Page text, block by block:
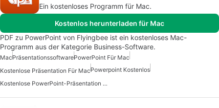
Ein kostenloses Programm für Mac.
Kostenlos herunterladen für Mac
PDF zu PowerPoint von Flyingbee ist ein kostenloses Mac-
Programm aus der Kategorie Business-Software.
MacPräsentationssoftwarePowerPoint Für Mac
Kostenlose Präsentation Für MacPowerpoint Kostenlos
Kostenlose PowerPoint-Präsentation Für Mac